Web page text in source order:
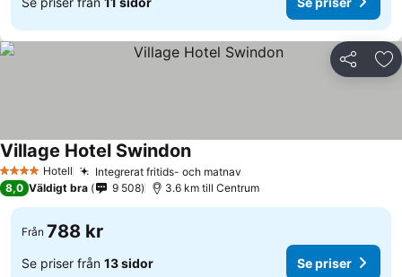
Dela
4 StjärnorHotell Integrerat fritids- och matnav
Village Hotel SwindonSe priser
8,0 Väldigt bra 9 508 3.6 km till Centrum
Från 788 kr
Se priser från 13 sidor Se priser